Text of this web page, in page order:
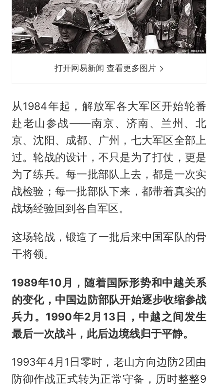
打开网易新闻 查看更多图片
从1984年起，解放军各大军区开始轮番
赴老山参战——南京、济南、兰州、北
京、沈阳、成都、广州，七大军区全部上
过。轮战的设计，不只是为了打仗，更是
为了练兵。每一批部队上去，都是一次实
战检验；每一批部队下来，都带着真实的
战场经验回到各自军区。
这场轮战，锻造了一批后来中国军队的骨
干将领。
1989年10月，随着国际形势和中越关系
的变化，中国边防部队开始逐步收缩参战
兵力。1990年2月13日，中越之间发生
最后一次战斗，此后边境线归于平静。
1993年4月1日零时，老山方向边防2团由
防御作战正式转为正常守备，历时整整9